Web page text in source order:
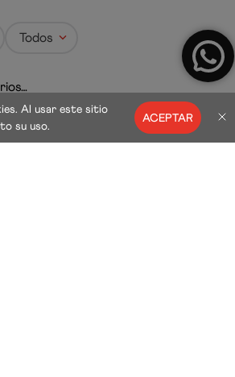
Todos
ACEPTAR
Al usar este sitio
su uso.